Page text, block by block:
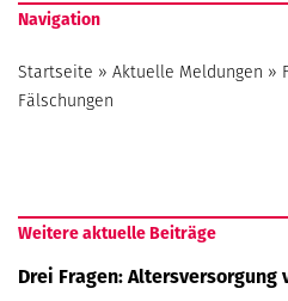
Navigation
Startseite » Aktuelle Meldungen »
Fälschungen
Weitere aktuelle Beiträge
Drei Fragen: